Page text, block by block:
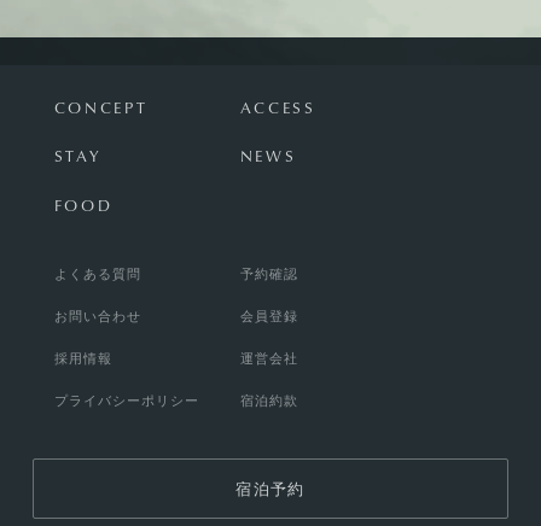
CONCEPT ACCESS
STAY NEWS
FOOD
よくある質問 予約確認
お問い合わせ 会員登録
採用情報 運営会社
プライバシーポリシー 宿泊約款
宿泊予約